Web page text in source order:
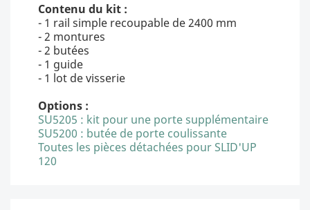
Contenu du kit :
- 1 rail simple recoupable de 2400 mm
- 2 montures
- 2 butées
- 1 guide
- 1 lot de visserie
Options :
SU5205 : kit pour une porte supplémentaire
SU5200 : butée de porte coulissante
Toutes les pièces détachées pour SLID'UP
120